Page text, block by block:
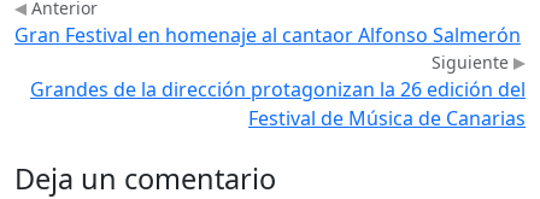
Anterior
Gran Festival en homenaje al cantaor Alfonso Salmerón
Siguiente
Grandes de la dirección protagonizan la 26 edición del
Festival de Música de Canarias
Deja un comentario